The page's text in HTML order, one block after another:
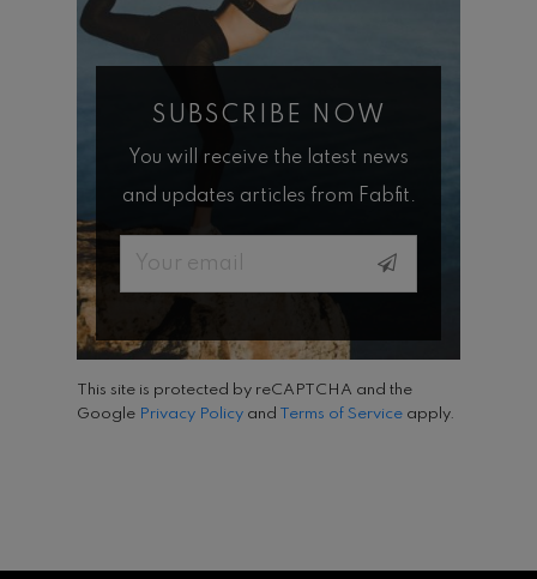
SUBSCRIBE NOW
You will receive the latest news
and updates articles from Fabfit.
Email
This site is protected by reCAPTCHA and the
Google Privacy Policy and Terms of Service apply.